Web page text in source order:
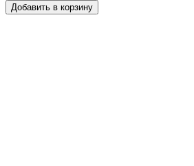
Добавить в корзину